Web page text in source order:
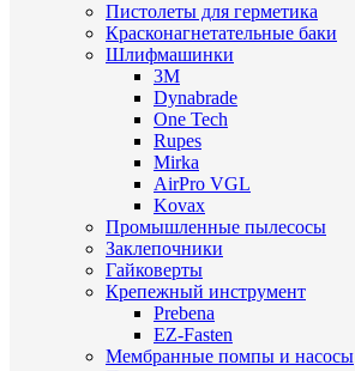
Пистолеты для герметика
Красконагнетательные баки
Шлифмашинки
3M
Dynabrade
One Tech
Rupes
Mirka
AirPro VGL
Kovax
Промышленные пылесосы
Заклепочники
Гайковерты
Крепежный инструмент
Prebena
EZ-Fasten
Мембранные помпы и насосы